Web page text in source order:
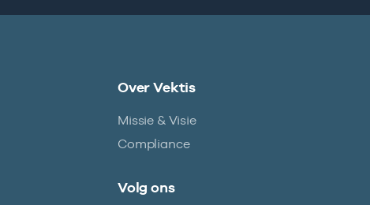
Over Vektis
Missie & Visie
Compliance
Volg ons